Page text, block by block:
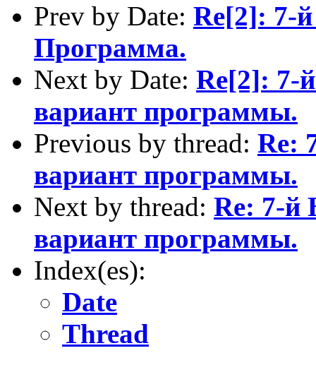
Prev by Date: Re[2]: 7-
Программа.
Next by Date: Re[2]: 7-
вариант программы.
Previous by thread: Re:
вариант программы.
Next by thread: Re: 7-й
вариант программы.
Index(es):
Date
Thread